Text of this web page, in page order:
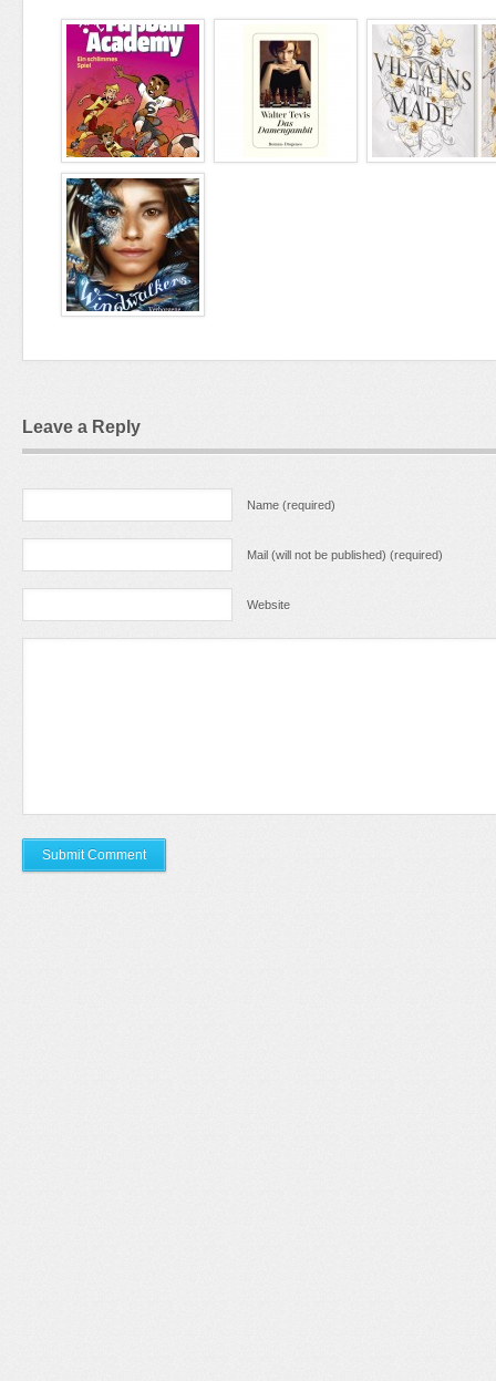
Leave a Reply
Name (required)
Mail (will not be published) (required)
Website